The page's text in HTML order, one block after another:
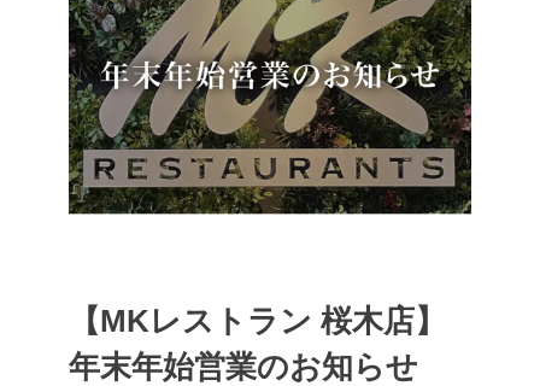
【MKレストラン 桜木店】
年末年始営業のお知らせ